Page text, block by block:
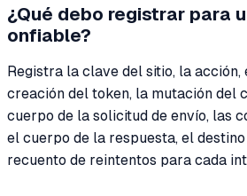
¿Qué debo registrar para
onfiable?
Registra la clave del sitio, la acción,
creación del token, la mutación del
cuerpo de la solicitud de envío, las
el cuerpo de la respuesta, el
recuento de reintentos para cada